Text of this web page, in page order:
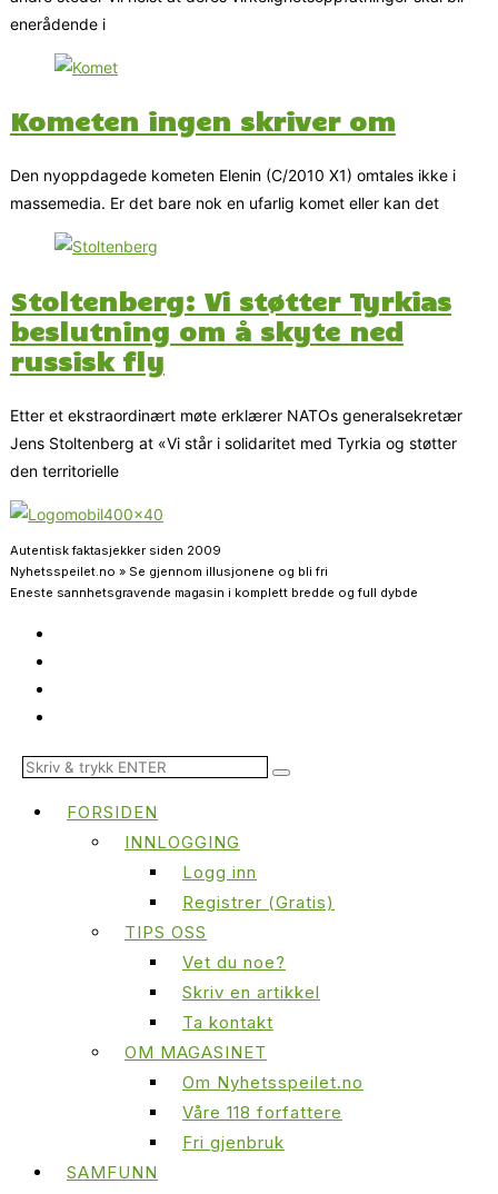
enerådende i
Kometen ingen skriver om
Den nyoppdagede kometen Elenin (C/2010 X1) omtales ikke i
massemedia. Er det bare nok en ufarlig komet eller kan det
Stoltenberg: Vi støtter Tyrkias
beslutning om å skyte ned
russisk fly
Etter et ekstraordinært møte erklærer NATOs generalsekretær
Jens Stoltenberg at «Vi står i solidaritet med Tyrkia og støtter
den territorielle
Autentisk faktasjekker siden 2009
Nyhetsspeilet.no » Se gjennom illusjonene og bli fri
Eneste sannhetsgravende magasin i komplett bredde og full dybde
FORSIDEN
INNLOGGING
Logg inn
Registrer (Gratis)
TIPS OSS
Vet du noe?
Skriv en artikkel
Ta kontakt
OM MAGASINET
Om Nyhetsspeilet.no
Våre 118 forfattere
Fri gjenbruk
SAMFUNN